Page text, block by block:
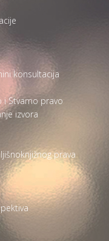
konsultacija
i Stvarno pravo
izvora
prava